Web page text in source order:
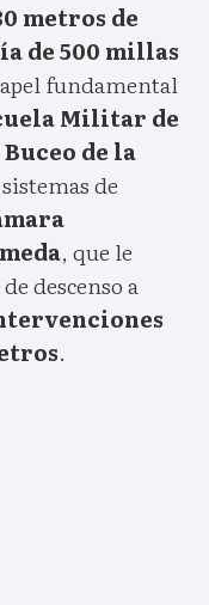
metros de
de 500 millas
fundamental
Militar de
de la
de
, que le
descenso a
.